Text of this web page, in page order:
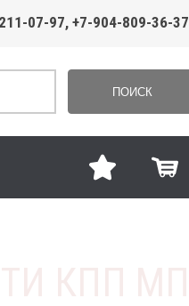
211-07-97, +7-904-809-36-37
ПОИСК